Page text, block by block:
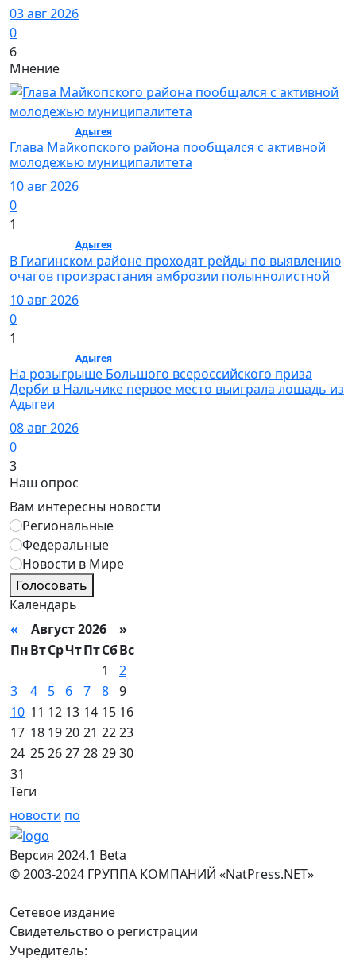
03 авг 2026
0
6
Мнение
Адыгея/ Общество
Глава Майкопского района пообщался с активной
молодежью муниципалитета
10 авг 2026
0
1
Адыгея/ Общество
В Гиагинском районе проходят рейды по выявлению
очагов произрастания амброзии полыннолистной
10 авг 2026
0
1
Адыгея/ Общество
На розыгрыше Большого всероссийского приза
Дерби в Нальчике первое место выиграла лошадь из
Адыгеи
08 авг 2026
0
3
Наш опрос
Вам интересны новости
Региональные
Федеральные
Новости в Мире
Голосовать
Календарь
« Август 2026 »
ПнВтСрЧтПтСбВс
1
2
3
4 5 6 7 8 9
10 11 12 13 14 15 16
17 18 1920 21 2223
24 252627 28 2930
31
Теги
новости по
Версия 2024.1 Beta
© 2003-2024 ГРУППА КОМПАНИЙ «NatPress.NET»
Сетевое издание
Свидетельство о регистрации
Учредитель: